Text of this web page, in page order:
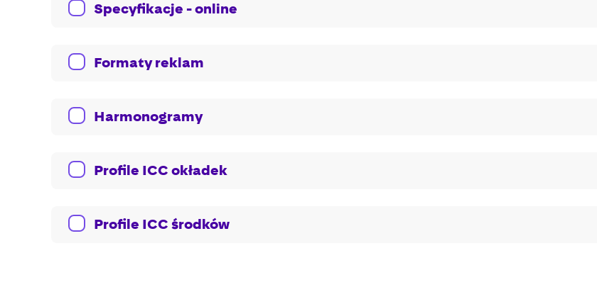
Specyfikacje - online
Formaty reklam
Harmonogramy
Profile ICC okładek
Profile ICC środków